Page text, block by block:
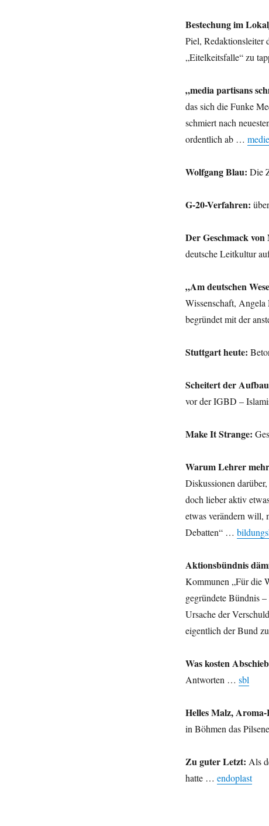
Bestechung im
Piel, Redaktionsleiter
„Eitelkeitsfalle“ zu
„media partisans
das sich die Funke
schmiert nach
ordentlich ab …
Wolfgang Blau: Die
G-20-Verfahren:
Der Geschmack
deutsche Leitkultur
„Am deutschen
Wissenschaft,
begründet mit der
Stuttgart heute:
Scheitert der
vor der IGBD –
Make It Strange:
Warum Lehrer
Diskussionen
doch lieber aktiv
etwas verändern will,
Debatten“ …
Aktionsbündnis
Kommunen „Für die
gegründete Bündnis
Ursache der
eigentlich der Bund
Was kosten
Antworten … sbl
Helles Malz, Aroma-
in Böhmen das
Zu guter Letzt: Als
hatte … endoplast